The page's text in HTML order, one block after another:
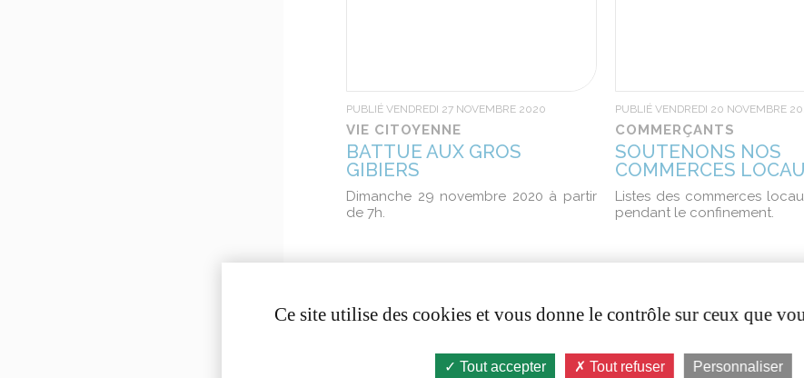
PUBLIÉ VENDREDI 27 NOVEMBRE 2020
VIE CITOYENNE
BATTUE AUX GROS
GIBIERS
Dimanche 29 novembre 2020 à partir
de 7h.
PUBLIÉ VENDREDI 20 NOVEMBRE
COMMERÇANTS
SOUTENONS NOS
COMMERCES
Listes des commerces
pendant le confinement.
Ce site utilise des cookies et vous donne le contrôle sur ceux que
Tout accepter Tout refuser Personnaliser